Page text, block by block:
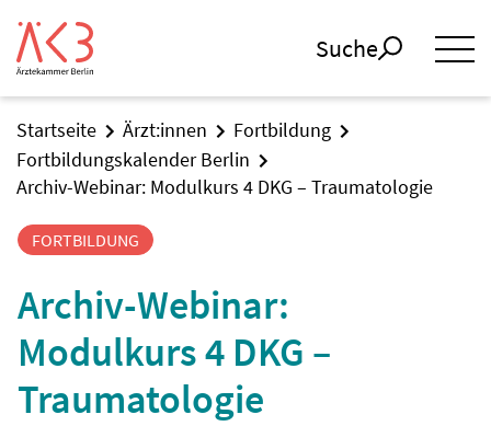
Suche
Startseite Ärzt:innen
Fortbildung
Fortbildungskalender Berlin
Archiv-Webinar: Modulkurs 4 DKG – Traumatologie
FORTBILDUNG
Archiv-Webinar:
Modulkurs 4 DKG –
Traumatologie